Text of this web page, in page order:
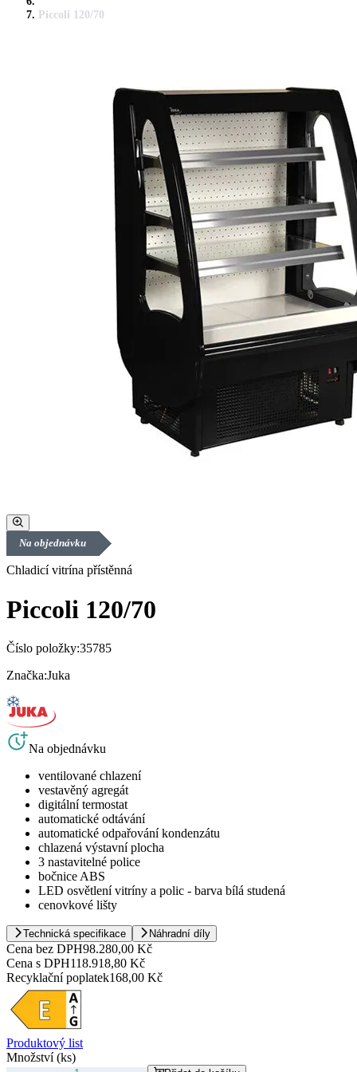
Piccoli 120/70
Na objednávku
Chladicí vitrína přístěnná
Piccoli 120/70
Číslo položky:35785
Značka:Juka
Na objednávku
ventilované chlazení
vestavěný agregát
digitální termostat
automatické odtávání
automatické odpařování kondenzátu
chlazená výstavní plocha
3 nastavitelné police
bočnice ABS
LED osvětlení vitríny a polic - barva bílá studená
cenovkové lišty
Technická specifikace Náhradní díly
Cena bez DPH98.280,00 Kč
Cena s DPH118.918,80 Kč
Recyklační poplatek168,00 Kč
Produktový list
Množství (ks)